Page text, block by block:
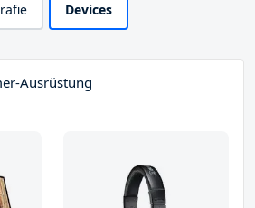
Devices
Ausrüstung